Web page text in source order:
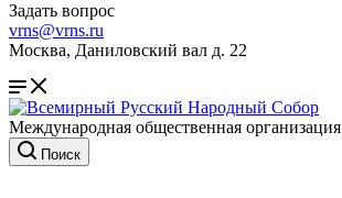
Задать вопрос
vrns@vrns.ru
Москва, Даниловский вал д. 22
Международная общественная организация
Поиск